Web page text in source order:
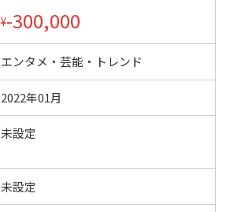
¥-300,000
エンタメ・芸能・トレンド
2022年01月
未設定
未設定